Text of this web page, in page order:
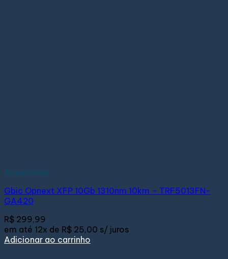
Acessórios
Gbic Opnext XFP 10Gb 1310nm 10km – TRF5013FN-
GA420
R$ 299,99
em até 12x de R$ 25,00 s/ juros
Adicionar ao carrinho